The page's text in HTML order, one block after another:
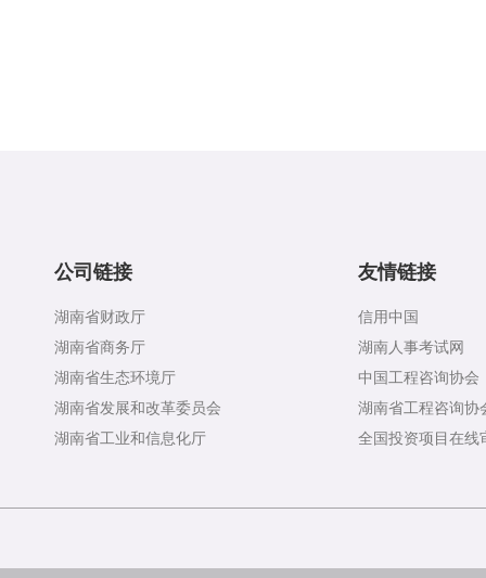
公司链接
湖南省财政厅
湖南省商务厅
湖南省生态环境厅
湖南省发展和改革委员会
湖南省工业和信息化厅
友情链接
信用中国
湖南人事考试网
中国工程咨询协会
湖南省工程咨询协
全国投资项目在线